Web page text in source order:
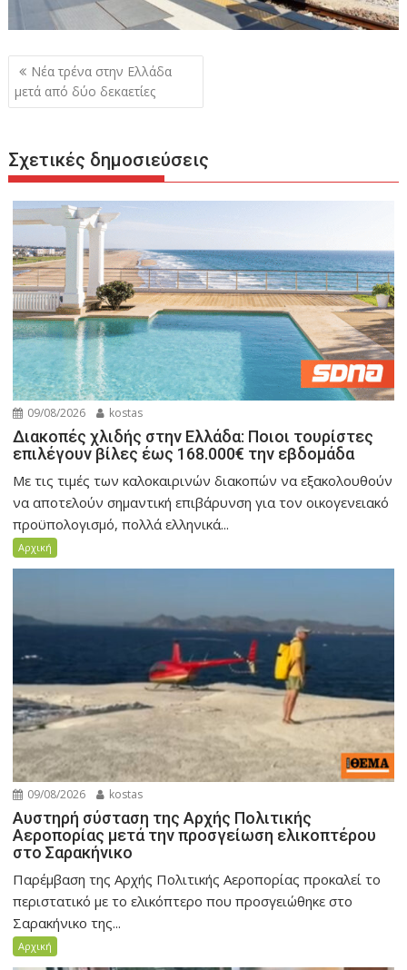
Πλοήγηση
άρθρων
Νέα τρένα στην Ελλάδα
μετά από δύο δεκαετίες
Σχετικές δημοσιεύσεις
09/08/2026 kostas
Διακοπές χλιδής στην Ελλάδα: Ποιοι τουρίστες
επιλέγουν βίλες έως 168.000€ την εβδομάδα
Με τις τιμές των καλοκαιρινών διακοπών να εξακολουθούν
να αποτελούν σημαντική επιβάρυνση για τον οικογενειακό
προϋπολογισμό, πολλά ελληνικά...
Αρχική
09/08/2026 kostas
Αυστηρή σύσταση της Αρχής Πολιτικής
Αεροπορίας μετά την προσγείωση ελικοπτέρου
στο Σαρακήνικο
Παρέμβαση της Αρχής Πολιτικής Αεροπορίας προκαλεί το
περιστατικό με το ελικόπτερο που προσγειώθηκε στο
Σαρακήνικο της...
Αρχική